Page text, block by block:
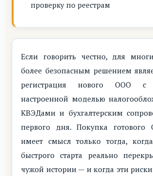
проверку по реестрам
Если говорить честно, для
более безопасным решением
регистрация нового ООО с
настроенной моделью
КВЭДами и бухгалтерским
первого дня. Покупка
имеет смысл только тогда,
быстрого старта реально
чужой истории — и когда эти